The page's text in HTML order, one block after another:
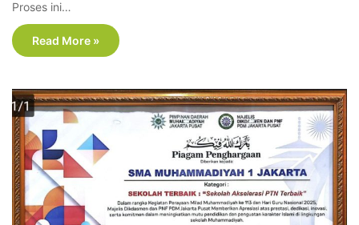
Proses ini…
Read More »